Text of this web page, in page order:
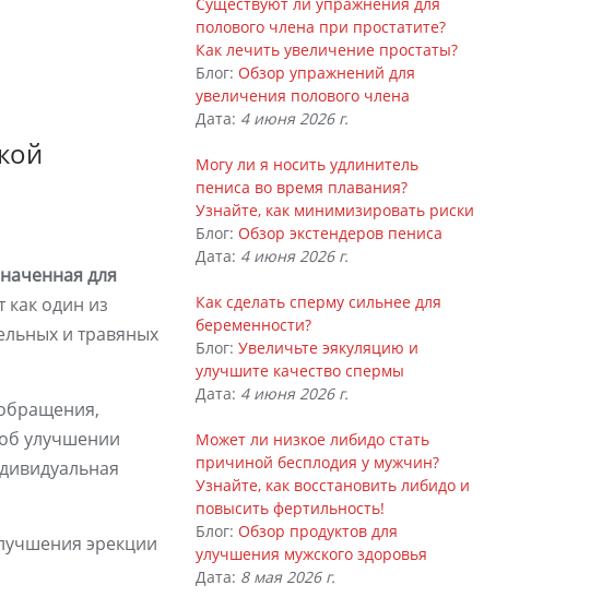
для
как один из
и травяных
улучшении
эрекции
полового члена при простатите?
Как лечить увеличение простаты?
Блог: Обзор упражнений для
увеличения полового члена
Дата: 4 июня 2026 г.
Могу ли я носить удлинитель
пениса во время плавания?
Узнайте, как минимизировать риски
Блог: Обзор экстендеров пениса
Дата: 4 июня 2026 г.
Как сделать сперму сильнее для
беременности?
Блог: Увеличьте эякуляцию и
улучшите качество спермы
Дата: 4 июня 2026 г.
Может ли низкое либидо стать
причиной бесплодия у мужчин?
Узнайте, как восстановить либидо и
повысить фертильность!
Блог: Обзор продуктов для
улучшения мужского здоровья
Дата: 8 мая 2026 г.